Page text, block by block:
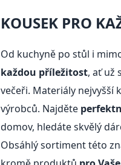
KOUSEK PRO
Od kuchyně po stůl i
každou příležitost, ať už
večeři. Materiály nejvyšší
výrobců. Najděte
domov, hledáte skvělý
Obsáhlý sortiment této